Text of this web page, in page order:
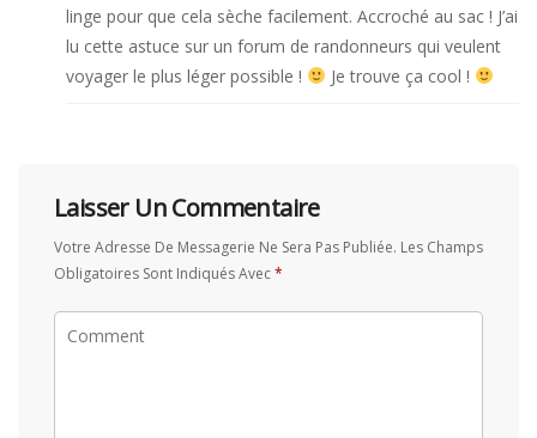
linge pour que cela sèche facilement. Accroché au sac ! J’ai
lu cette astuce sur un forum de randonneurs qui veulent
voyager le plus léger possible !
Je trouve ça cool !
Laisser Un Commentaire
Votre Adresse De Messagerie Ne Sera Pas Publiée. Les Champs
Obligatoires Sont Indiqués Avec*